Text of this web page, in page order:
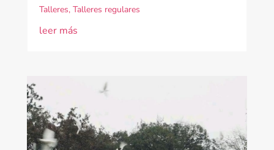
Talleres, Talleres regulares
leer más